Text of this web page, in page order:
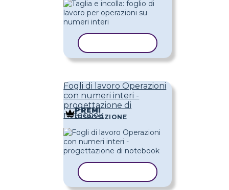
Fogli di lavoro Operazioni
con numeri interi -
progettazione di
notebook
PREMI
DISPOSIZIONE